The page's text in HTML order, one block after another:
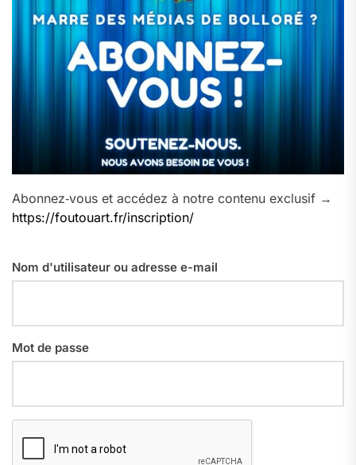
Abonnez‑vous et accédez à notre contenu exclusif →
https://foutouart.fr/inscription/
Nom d'utilisateur ou adresse e-mail
Mot de passe